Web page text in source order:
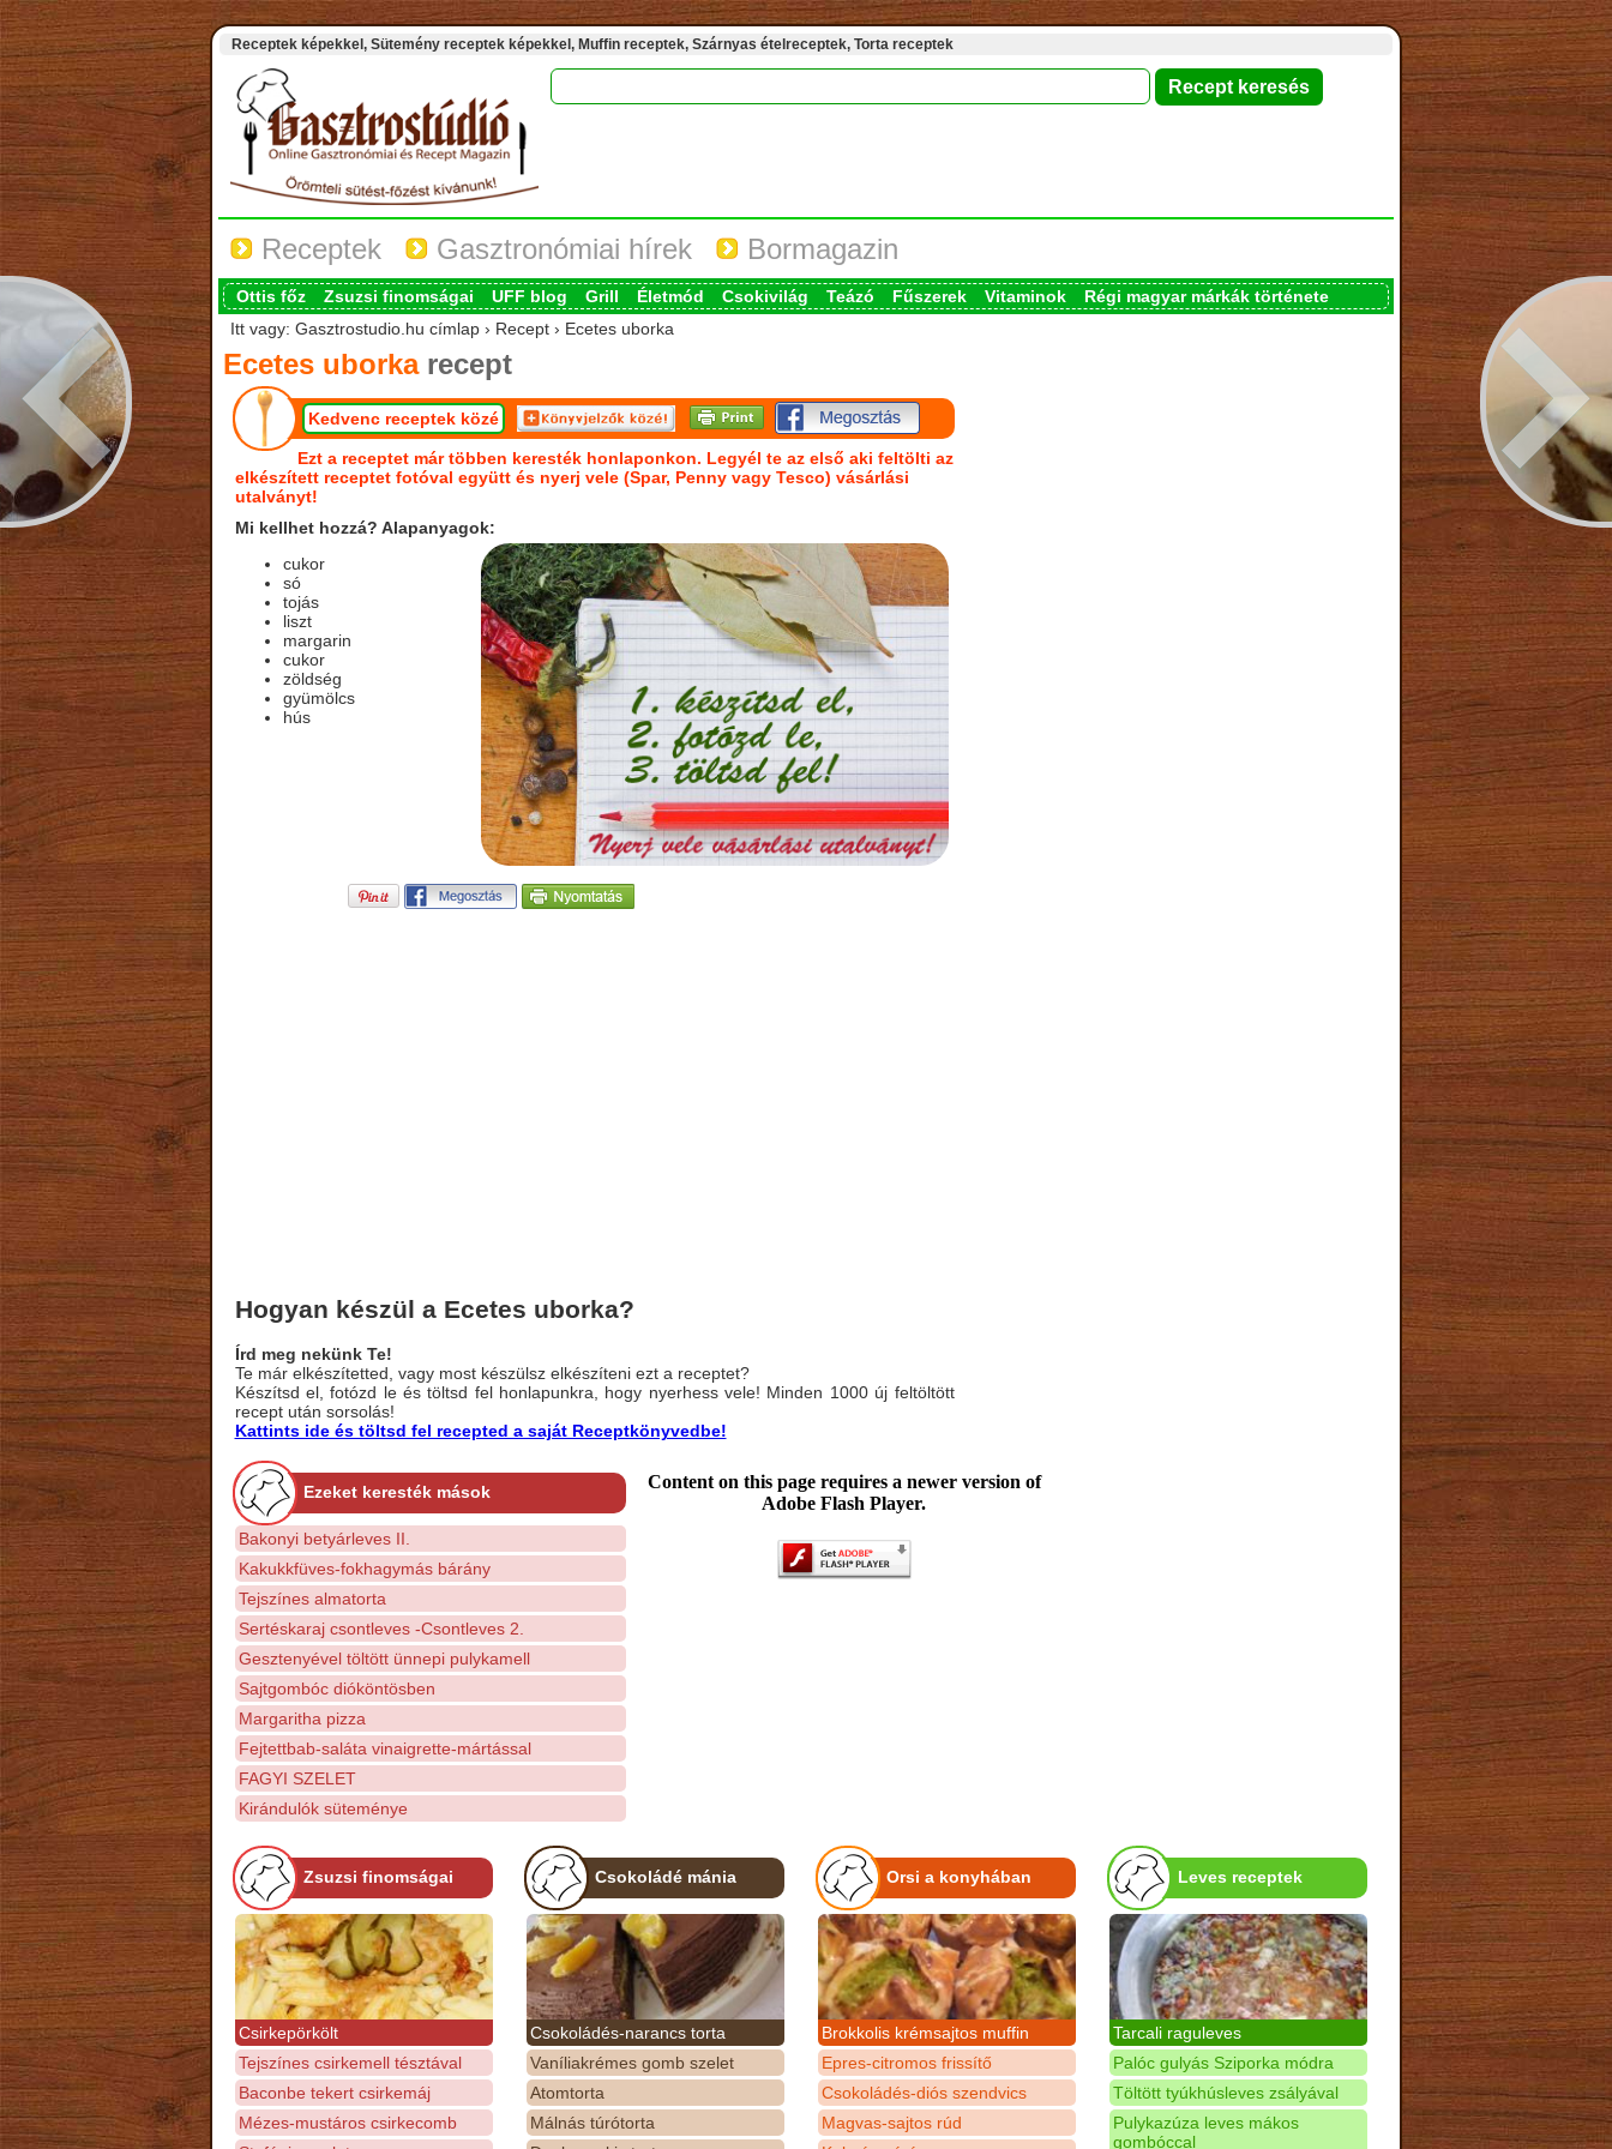
Receptek képekkel, Sütemény receptek képekkel, Muffin receptek, Szárnyas ételreceptek, Torta receptek
Receptek Gasztronómiai hírek Bormagazin
Ottis főz Zsuzsi finomságai UFF blog Grill Életmód Csokivilág Teázó Fűszerek Vitaminok
Régi magyar márkák története
Itt vagy: Gasztrostudio.hu címlap › Recept › Ecetes uborka
Ecetes uborkarecept
Kedvenc receptek közé
Ezt a receptet már többen keresték honlaponkon. Legyél te az első aki feltölti az
elkészített receptet fotóval együtt és nyerj vele (Spar, Penny vagy Tesco) vásárlási
utalványt!
Mi kellhet hozzá? Alapanyagok:
cukor
só
tojás
liszt
margarin
cukor
zöldség
gyümölcs
hús
Hogyan készül a Ecetes uborka?
Írd meg nekünk Te!
Te már elkészítetted, vagy most készülsz elkészíteni ezt a receptet?
Készítsd el, fotózd le és töltsd fel honlapunkra, hogy nyerhess vele! Minden 1000 új feltöltött
recept után sorsolás!
Kattints ide és töltsd fel recepted a saját Receptkönyvedbe!
Ezeket keresték mások
Bakonyi betyárleves II.
Kakukkfüves-fokhagymás bárány
Tejszínes almatorta
Sertéskaraj csontleves -Csontleves 2.
Gesztenyével töltött ünnepi pulykamell
Sajtgombóc dióköntösben
Margaritha pizza
Fejtettbab-saláta vinaigrette-mártással
FAGYI SZELET
Kirándulók süteménye
Content on this page requires a newer version of
Adobe Flash Player.
Zsuzsi finomságai
Csirkepörkölt
Tejszínes csirkemell tésztával
Baconbe tekert csirkemáj
Mézes-mustáros csirkecomb
Csokoládé mánia
Csokoládés-narancs torta
Vaníliakrémes gomb szelet
Atomtorta
Málnás túrótorta
Orsi a konyhában
Brokkolis krémsajtos muffin
Epres-citromos frissítő
Csokoládés-diós szendvics
Magvas-sajtos rúd
Leves receptek
Tarcali raguleves
Palóc gulyás Sziporka módra
Töltött tyúkhúsleves zsályával
Pulykazúza leves mákos
gombóccal